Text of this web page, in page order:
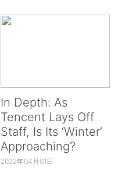
In Depth: As
Tencent Lays Off
Staff, Is Its ‘Winter’
Approaching?
2022年04月01日